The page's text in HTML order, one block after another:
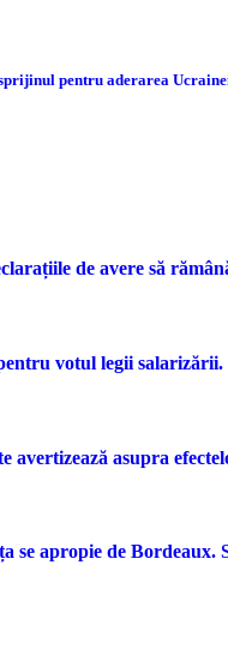
pentru aderarea
de avere să
votul legii
avertizează asupra
se apropie de Bordeaux.